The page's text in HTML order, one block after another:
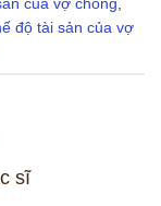
độ tài sản của vợ
sĩ